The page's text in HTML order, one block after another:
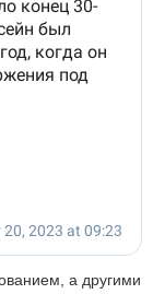
а другими